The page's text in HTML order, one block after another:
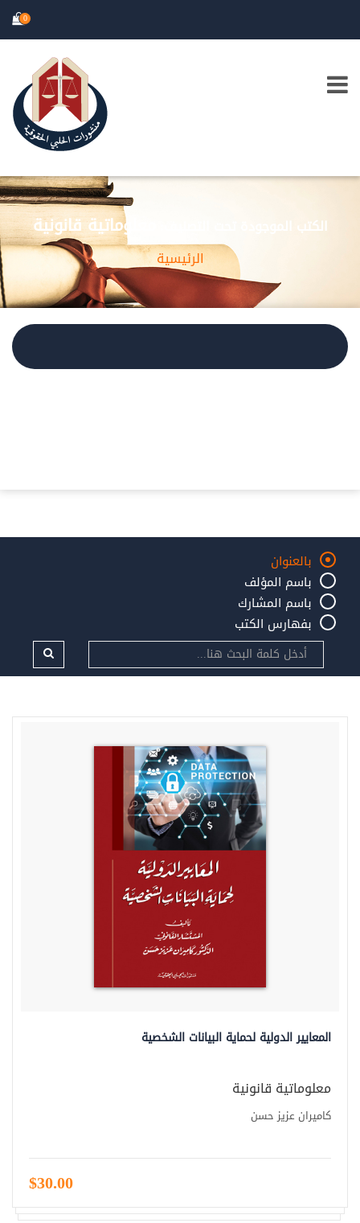
0
الكتب الموجودة تحت التصنيف: معلوماتية قانونية
الرئيسية
بالعنوان
باسم المؤلف
باسم المشارك
بفهارس الكتب
المعايير الدولية لحماية البيانات الشخصية
معلوماتية قانونية
كاميران عزيز حسن
$30.00